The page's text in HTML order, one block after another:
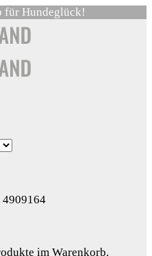
für Hundeglück!
im Warenkorb.